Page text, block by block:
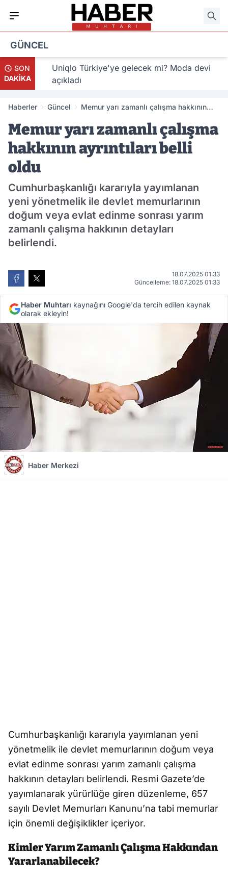
GÜNCEL
SON
DAKİKA
oldu
Uniqlo Türkiye'ye gelecek mi? Moda devi
açıkladı
Haberler Güncel
Memur yarı zamanlı çalışma hakkının
Memur yarı zamanlı çalışma
hakkının ayrıntıları belli
oldu
Cumhurbaşkanlığı kararıyla yayımlanan
yeni yönetmelik ile devlet memurlarının
doğum veya evlat edinme sonrası yarım
zamanlı çalışma hakkının detayları
belirlendi.
18.07.2025 01:33
Güncelleme: 18.07.2025 01:33
Haber Muhtarı kaynağını Google'da tercih edilen kaynak
olarak ekleyin!
Haber Merkezi
Cumhurbaşkanlığı kararıyla yayımlanan yeni
yönetmelik ile devlet memurlarının doğum veya
evlat edinme sonrası yarım zamanlı çalışma
hakkının detayları belirlendi. Resmi Gazete’de
yayımlanarak yürürlüğe giren düzenleme, 657
sayılı Devlet Memurları Kanunu’na tabi memurlar
için önemli değişiklikler içeriyor.
Kimler Yarım Zamanlı Çalışma Hakkından
Yararlanabilecek?